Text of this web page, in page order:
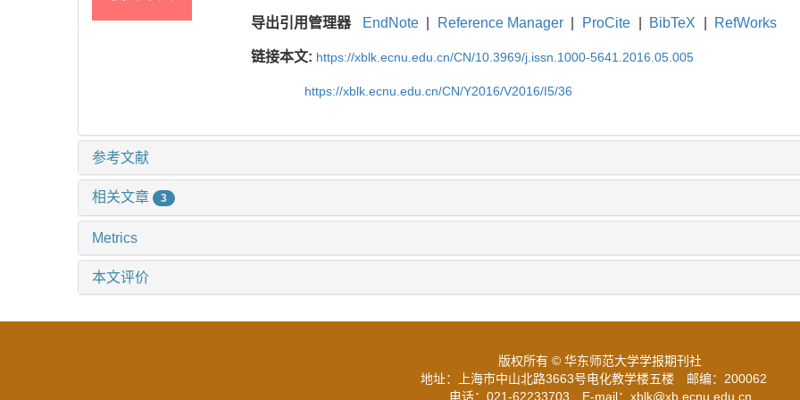
导出引用管理器 EndNote Reference Manager ProCite BibTeX RefWorks
链接本文: https://xblk.ecnu.edu.cn/CN/10.3969/j.issn.1000-5641.2016.05.005
https://xblk.ecnu.edu.cn/CN/Y2016/V2016/I5/36
参考文献
相关文章 3
Metrics
本文评价
版权所有 © 华东师范大学学报期刊社
地址：上海市中山北路3663号电化教学楼五楼 邮编：200062
电话：021-62233703 E-mail：xblk@xb.ecnu.edu.cn